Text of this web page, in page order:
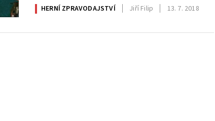
HERNÍ ZPRAVODAJSTVÍ Jiří Filip 13. 7. 2018